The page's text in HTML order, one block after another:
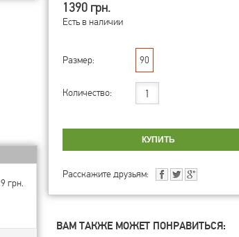
грн.
1390 грн.
Есть в наличии
Размер: 90
Количество:
Расскажите друзьям:
ВАМ ТАКЖЕ МОЖЕТ ПОНРАВИТЬСЯ: